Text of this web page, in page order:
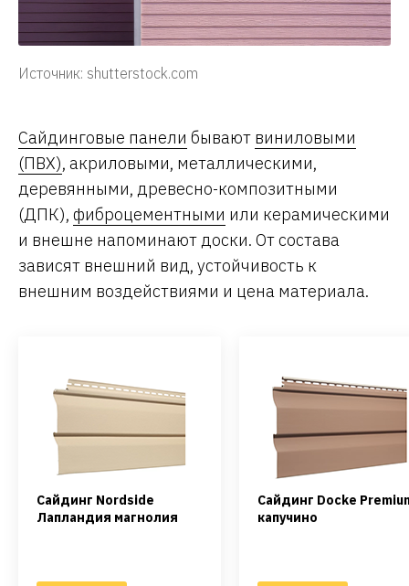
Источник: shutterstock.com
Сайдинговые панели бывают виниловыми
(ПВХ), акриловыми, металлическими,
деревянными, древесно-композитными
(ДПК), фиброцементными или керамическими
и внешне напоминают доски. От состава
зависят внешний вид, устойчивость к
внешним воздействиями и цена материала.
Сайдинг Nordside
Лапландия магнолия
Сайдинг Docke
капучино